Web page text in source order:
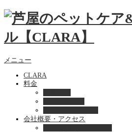
メニュー
CLARA
料金
会社概要・アクセス